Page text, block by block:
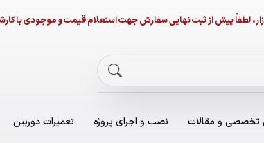
لطفاً پیش از ثبت نهایی سفارش جهت استعلام قیمت و موجودی با
تخصصی و مقالات نصب و اجرای پروژه تعمیرات دوربین